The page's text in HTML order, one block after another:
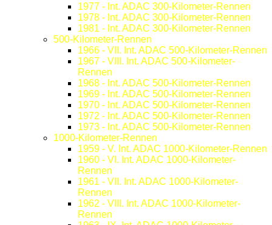
1977 - Int. ADAC 300-Kilometer-Rennen
1978 - Int. ADAC 300-Kilometer-Rennen
1981 - Int. ADAC 300-Kilometer-Rennen
500-Kilometer-Rennen
1966 - VII. Int. ADAC 500-Kilometer-Rennen
1967 - VIII. Int. ADAC 500-Kilometer-
Rennen
1968 - Int. ADAC 500-Kilometer-Rennen
1969 - Int. ADAC 500-Kilometer-Rennen
1970 - Int. ADAC 500-Kilometer-Rennen
1972 - Int. ADAC 500-Kilometer-Rennen
1973 - Int. ADAC 500-Kilometer-Rennen
1000-Kilometer-Rennen
1959 - V. Int. ADAC 1000-Kilometer-Rennen
1960 - VI. Int. ADAC 1000-Kilometer-
Rennen
1961 - VII. Int. ADAC 1000-Kilometer-
Rennen
1962 - VIII. Int. ADAC 1000-Kilometer-
Rennen